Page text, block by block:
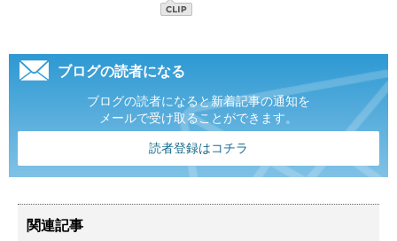
ブログの読者になる
ブログの読者になると新着記事の通知を
メールで受け取ることができます。
読者登録はコチラ
関連記事